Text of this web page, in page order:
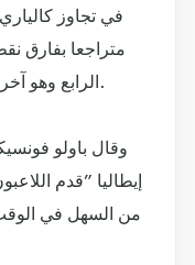
متراجعا بفارق
الرابع وهو آخر المراكز المؤهلة لدوري أبطال أوروبا.
وقال باولو
إيطاليا ”قدم
من السهل في